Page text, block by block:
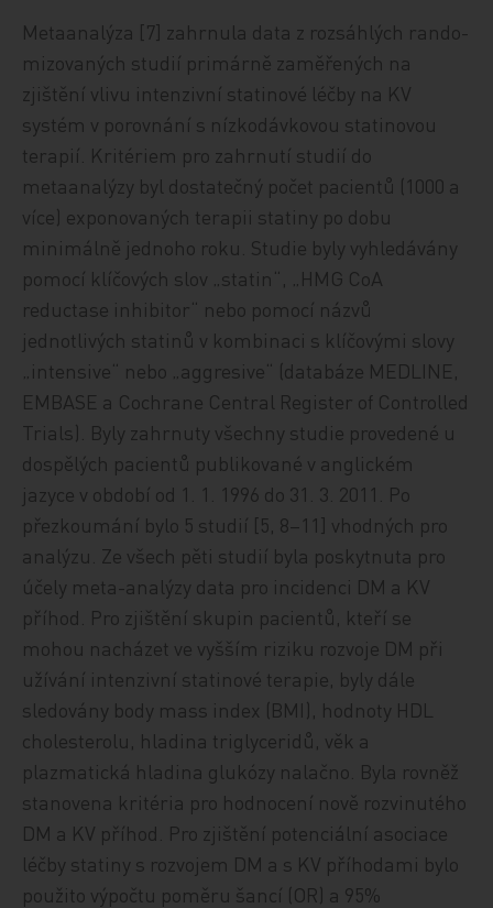
Metaanalýza [7] zahrnula data z rozsáhlých rando-
mizovaných studií primárně zaměřených na
zjištění vlivu intenzivní statinové léčby na KV
systém v porovnání s nízkodávkovou statinovou
terapií. Kritériem pro zahrnutí studií do
metaanalýzy byl dostatečný počet pacientů (1000 a
více) exponovaných terapii statiny po dobu
minimálně jednoho roku. Studie byly vyhledávány
pomocí klíčových slov „statin“, „HMG CoA
reductase inhibitor“ nebo pomocí názvů
jednotlivých statinů v kombinaci s klíčovými slovy
„intensive“ nebo „aggresive“ (databáze MEDLINE,
EMBASE a Cochrane Central Register of Controlled
Trials). Byly zahrnuty všechny studie provedené u
dospělých pacientů publikované v anglickém
jazyce v období od 1. 1. 1996 do 31. 3. 2011. Po
přezkoumání bylo 5 studií [5, 8–11] vhodných pro
analýzu. Ze všech pěti studií byla poskytnuta pro
účely meta-analýzy data pro incidenci DM a KV
příhod. Pro zjištění skupin pacientů, kteří se
mohou nacházet ve vyšším riziku rozvoje DM při
užívání intenzivní statinové terapie, byly dále
sledovány body mass index (BMI), hodnoty HDL
cholesterolu, hladina triglyceridů, věk a
plazmatická hladina glukózy nalačno. Byla rovněž
stanovena kritéria pro hodnocení nově rozvinutého
DM a KV příhod. Pro zjištění potenciální asociace
léčby statiny s rozvojem DM a s KV příhodami bylo
použito výpočtu poměru šancí (OR) a 95%